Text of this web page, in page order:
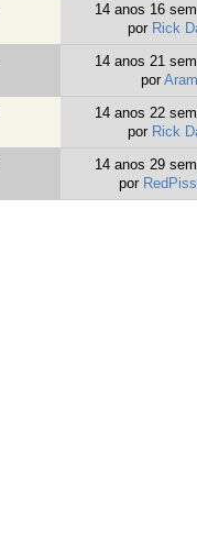
14 anos 16
por Rick
14 anos 21
por
14 anos 22
por Rick
14 anos 29
por